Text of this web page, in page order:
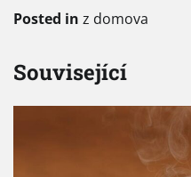
Posted in z domova
Související